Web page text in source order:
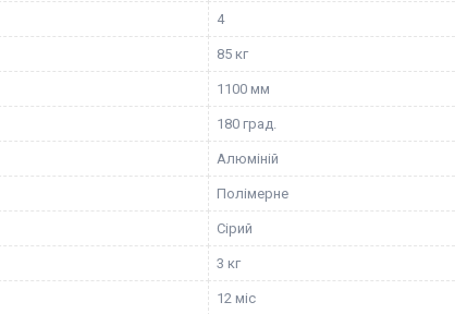
4
85 кг
1100 мм
180 град.
Алюміній
Полімерне
Сірий
3 кг
12 міс